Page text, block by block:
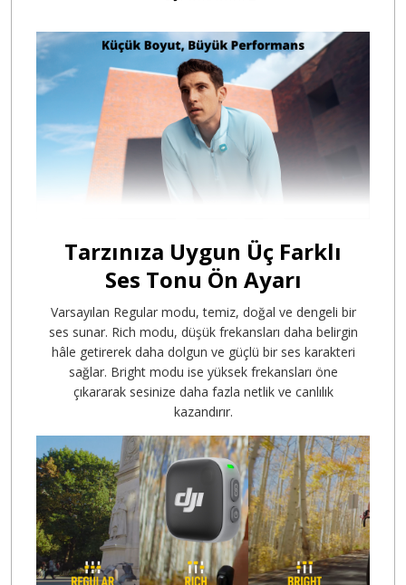
Tarzınıza Uygun Üç Farklı
Ses Tonu Ön Ayarı
Varsayılan Regular modu, temiz, doğal ve dengeli bir
ses sunar. Rich modu, düşük frekansları daha belirgin
hâle getirerek daha dolgun ve güçlü bir ses karakteri
sağlar. Bright modu ise yüksek frekansları öne
çıkararak sesinize daha fazla netlik ve canlılık
kazandırır.